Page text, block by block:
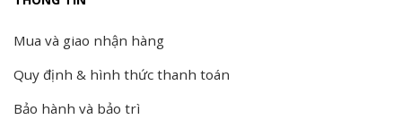
Mua và giao nhận hàng
Quy định & hình thức thanh toán
Bảo hành và bảo trì